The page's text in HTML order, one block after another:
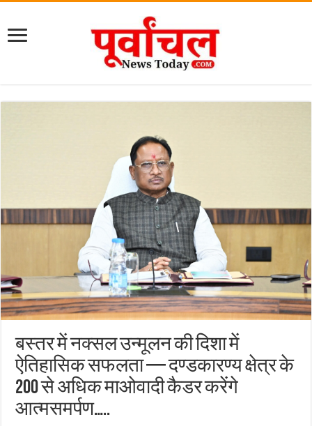
बस्तर में नक्सल उन्मूलन की दिशा में
ऐतिहासिक सफलता — दण्डकारण्य क्षेत्र के
200 से अधिक माओवादी कैडर करेंगे
आत्मसमर्पण…..